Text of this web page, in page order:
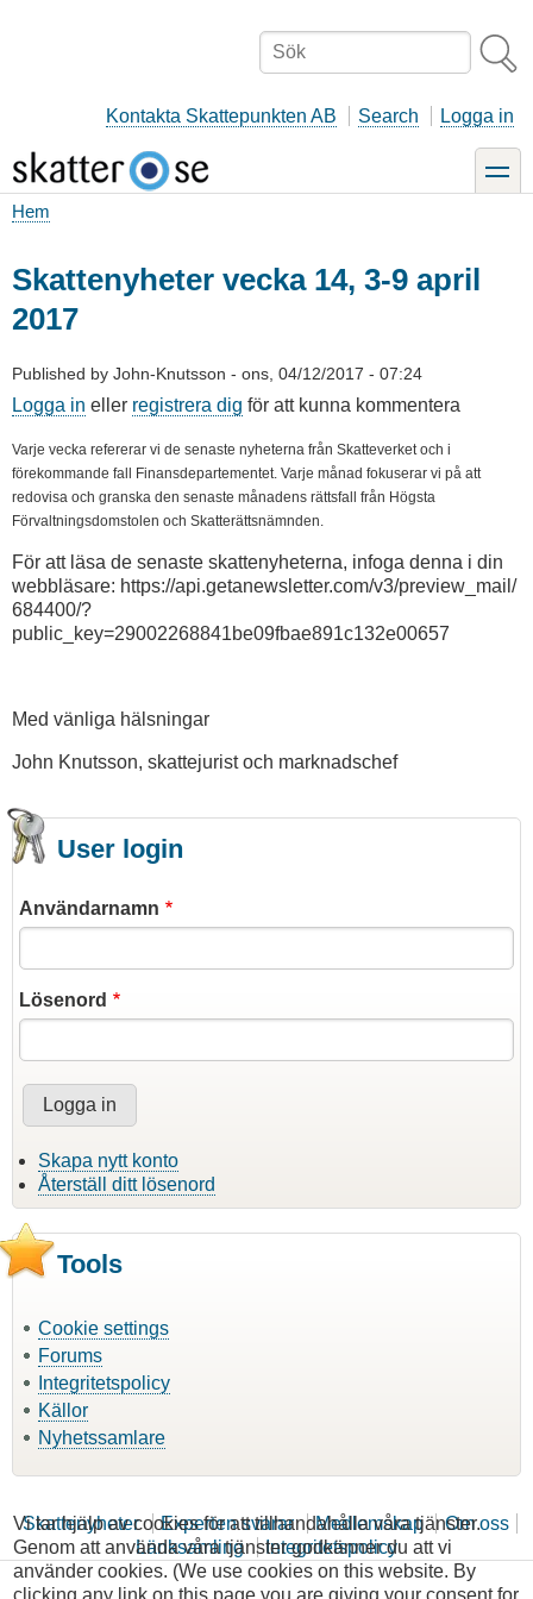
Sök
Kontakta Skattepunkten AB Search Logga in
toggle
Hem
Skattenyheter vecka 14, 3-9 april
2017
Published by John-Knutsson - ons, 04/12/2017 - 07:24
Logga in eller registrera dig för att kunna kommentera
Varje vecka refererar vi de senaste nyheterna från Skatteverket och i
förekommande fall Finansdepartementet. Varje månad fokuserar vi på att
redovisa och granska den senaste månadens rättsfall från Högsta
Förvaltningsdomstolen och Skatterättsnämnden.
För att läsa de senaste skattenyheterna, infoga denna i din
webbläsare: https://api.getanewsletter.com/v3/preview_mail/
684400/?
public_key=29002268841be09fbae891c132e00657
Med vänliga hälsningar
John Knutsson, skattejurist och marknadschef
User login
Användarnamn
Lösenord
Skapa nytt konto
Återställ ditt lösenord
Tools
Cookie settings
Forums
Integritetspolicy
Källor
Nyhetssamlare
Skattenyheter Experten svarar Medlemskap
Om oss
Länksamling
Integritetspolicy
Vi tar hjälp av cookies för att tillhandahålla våra tjänster.
Genom att använda våra tjänster godkänner du att vi
använder cookies. (We use cookies on this website. By
clicking any link on this page you are giving your consent for